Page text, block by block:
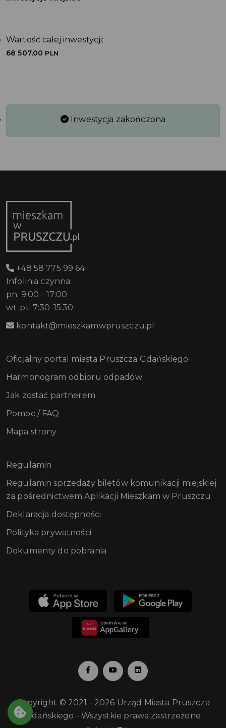
Wartość całej inwestycji:
68 507,00 PLN
Inwestycja zakończona
+48 58 775 99 64
Infolinia czynna:
pn: 9:00 - 17:00
wt-pt: 7:30-15:30
kontakt@mieszkamwpruszczu.pl
Oficjalny portal miasta Pruszcza Gdańskiego
Harmonogram odbioru odpadów
Jak zostać partnerem
Pomoc / FAQ
Mapa strony
Regulamin
Regulamin sprzedaży biletów komunikacji miejskiej
za pośrednictwem Aplikacji Mieszkam w Pruszczu
Deklaracja dostępności
Polityka prywatności
Dokumenty do pobrania
Copyright © 2021 - 2026 Urząd Miasta Pruszcza
Gdańskiego - Wszystkie prawa zastrzeżone